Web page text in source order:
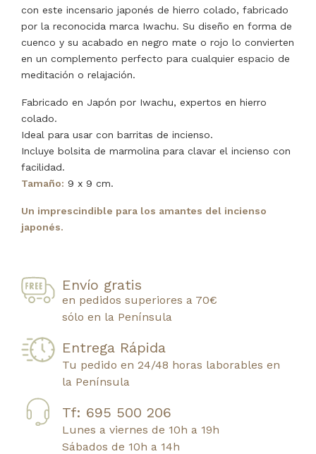
con este incensario japonés de hierro colado, fabricado
por la reconocida marca Iwachu. Su diseño en forma de
cuenco y su acabado en negro mate o rojo lo convierten
en un complemento perfecto para cualquier espacio de
meditación o relajación.
Fabricado en Japón por Iwachu, expertos en hierro
colado.
Ideal para usar con barritas de incienso.
Incluye bolsita de marmolina para clavar el incienso con
facilidad.
Tamaño: 9 x 9 cm.
Un imprescindible para los amantes del incienso
japonés.
Envío gratis
en pedidos superiores a 70€
sólo en la Península
Entrega Rápida
Tu pedido en 24/48 horas laborables en
la Península
Tf: 695 500 206
Lunes a viernes de 10h a 19h
Sábados de 10h a 14h